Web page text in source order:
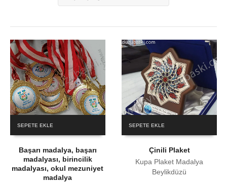
SEPETE EKLE
Başarı madalya, başarı
madalyası, birincilik
madalyası, okul mezuniyet
madalya
SEPETE EKLE
Çinili Plaket
Kupa Plaket Madalya
Beylikdüzü